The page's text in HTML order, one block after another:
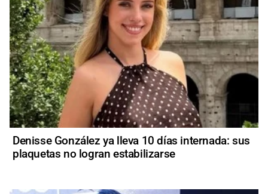
Denisse González ya lleva 10 días internada: sus
plaquetas no logran estabilizarse